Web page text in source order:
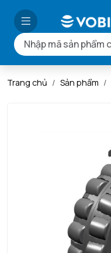
Trang chủ Sản phẩm